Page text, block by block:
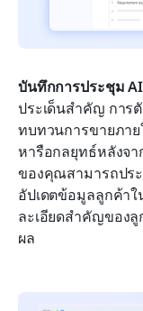
บันทึกการประชุม
ประเด็นสำคัญ การ
ทบทวนการขายภา
หารือกลยุทธ์หลังจ
ของคุณสามารถปร
อัปเดตข้อมูลลูกค้าใ
ละเอียดสำคัญของ
ผล